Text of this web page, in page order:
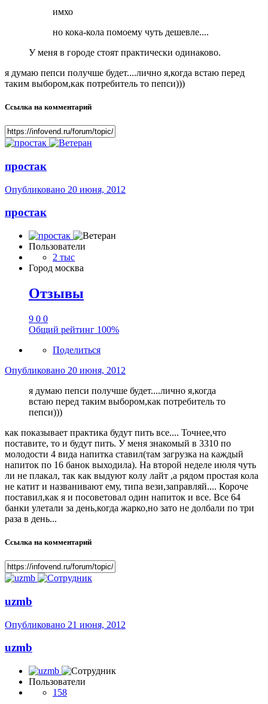
имхо
но кока-кола помоему чуть дешевле....
У меня в городе стоят практически одинаково.
я думаю пепси получше будет....лично я,когда встаю перед
таким выбором,как потребитель то пепси)))
Ссылка на комментарий
простак
Опубликовано 20 июня, 2012
простак
Пользователи
2 тыс
Город москва
Отзывы
9 0 0
Общий рейтинг 100%
Поделиться
Опубликовано 20 июня, 2012
я думаю пепси получше будет....лично я,когда
встаю перед таким выбором,как потребитель то
пепси)))
как показывает практика будут пить все.... Точнее,что
поставите, то и будут пить. У меня знакомый в 3310 по
молодости 4 вида напитка ставил(там загрузка на каждый
напиток по 16 банок выходила). На второй неделе июля чуть
ли не плакал, так как выдуют колу лайт ,а рядом простая кола
не катит и названивают ему, типа вези,заправляй.... Короче
поставил,как я и посоветовал один напиток и все. Все 64
банки улетали за день,когда жарко,но зато не долбали по три
раза в день...
Ссылка на комментарий
uzmb
Опубликовано 21 июня, 2012
uzmb
Пользователи
158